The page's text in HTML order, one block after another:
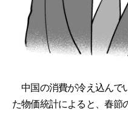
中国の消費が冷え込んで
た物価統計によると、春節